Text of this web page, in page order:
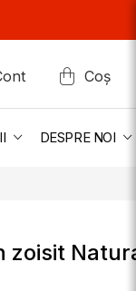
Coș
DESPRE NOI
zoisit